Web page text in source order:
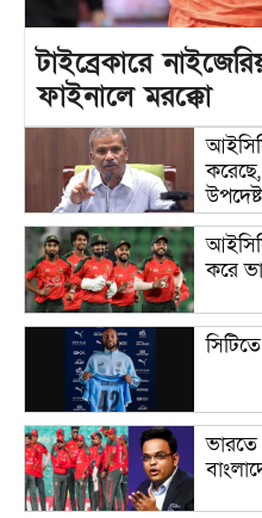
টাইব্রেকারে
ফাইনালে মরক্কো
করে
ভারতে